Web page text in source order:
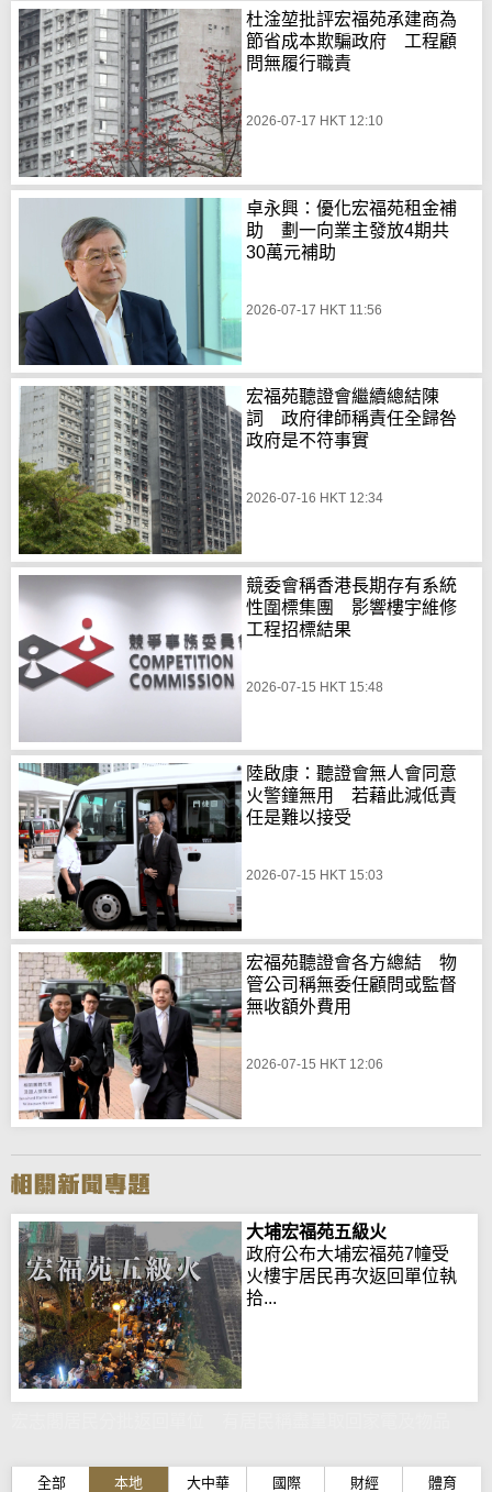
杜淦堃批評宏福苑承建商為
節省成本欺騙政府 工程顧
問無履行職責
2026-07-17 HKT 12:10
卓永興：優化宏福苑租金補
助 劃一向業主發放4期共
30萬元補助
2026-07-17 HKT 11:56
宏福苑聽證會繼續總結陳
詞 政府律師稱責任全歸咎
政府是不符事實
2026-07-16 HKT 12:34
競委會稱香港長期存有系統
性圍標集團 影響樓宇維修
工程招標結果
2026-07-15 HKT 15:48
陸啟康：聽證會無人會同意
火警鐘無用 若藉此減低責
任是難以接受
2026-07-15 HKT 15:03
宏福苑聽證會各方總結 物
管公司稱無委任顧問或監督
無收額外費用
2026-07-15 HKT 12:06
大埔宏福苑五級火
政府公布大埔宏福苑7幢受
火樓宇居民再次返回單位執
拾...
全部 本地 大中華 國際 財經 體育